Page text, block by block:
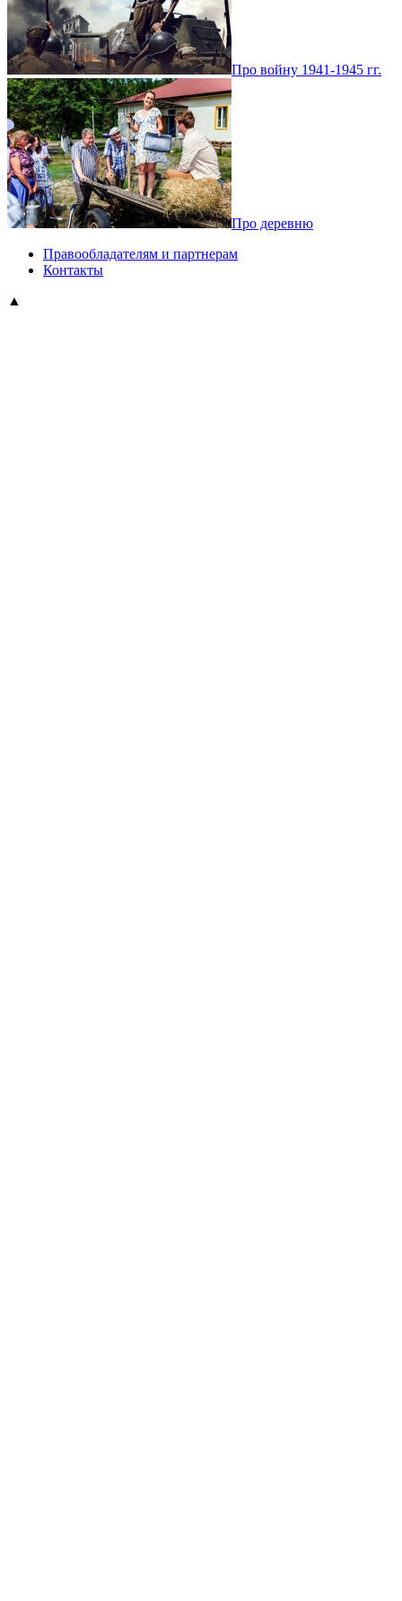
Про войну 1941-1945 гг.
Про деревню
Правообладателям и партнерам
Контакты
▲